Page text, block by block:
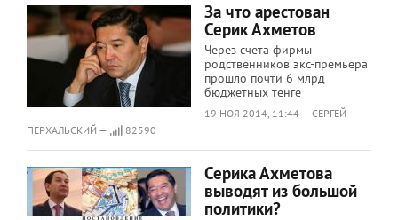
За что арестован
Серик Ахметов
Через счета фирмы
родственников экс-премьера
прошло почти 6 млрд
бюджетных тенге
19 НОЯ 2014, 11:44 — СЕРГЕЙ
ПЕРХАЛЬСКИЙ —
82590
Серика Ахметова
выводят из большой
политики?